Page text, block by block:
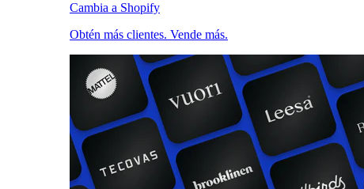
Cambia a Shopify
Obtén más clientes. Vende más.